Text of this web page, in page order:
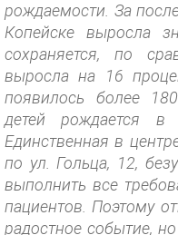
рождаемости. За
Копейске выросла
сохраняется, по
выросла на 16
появилось более
детей рождается в
Единственная в
по ул. Гольца, 12,
выполнить все
пациентов. Поэтому
радостное событие,